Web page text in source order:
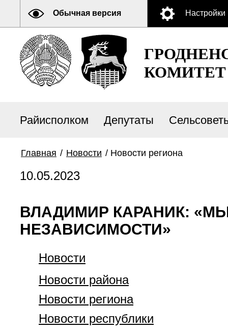
Обычная версия Настройки
КОМИТЕТ
Райисполком Депутаты
Главная / Новости / Новости региона
10.05.2023
ВЛАДИМИР КАРАНИК:
НЕЗАВИСИМОСТИ»
Новости
Новости района
Новости региона
Новости республики